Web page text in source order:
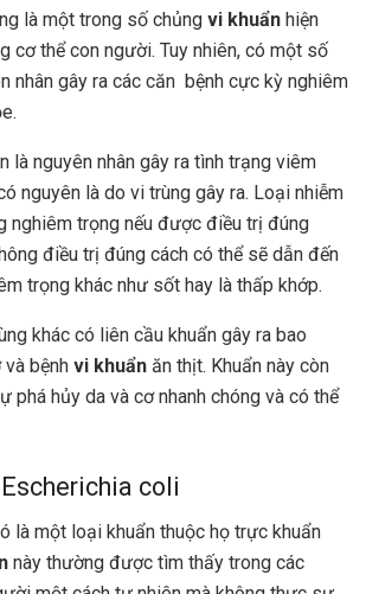
là một trong số chủng vi khuẩn hiện
cơ thể con người. Tuy nhiên, có một số
nhân gây ra các căn bệnh cực kỳ nghiêm
là nguyên nhân gây ra tình trạng viêm
nguyên là do vi trùng gây ra. Loại nhiễm
nghiêm trọng nếu được điều trị đúng
điều trị đúng cách có thể sẽ dẫn đến
trọng khác như sốt hay là thấp khớp.
khác có liên cầu khuẩn gây ra bao
bệnh vi khuẩn ăn thịt. Khuẩn này còn
phá hủy da và cơ nhanh chóng và có thể
coli
là một loại khuẩn thuộc họ trực khuẩn
này thường được tìm thấy trong các